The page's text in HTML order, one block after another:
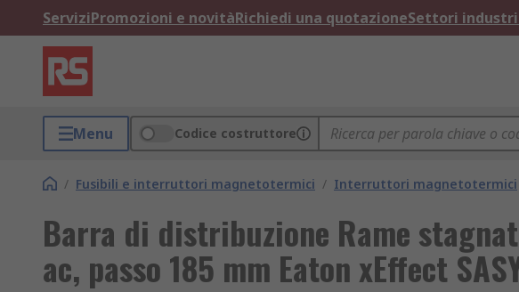
ServiziPromozioni e novitàRichiedi una quotazioneSettori
Menu Codice costruttore
/ Fusibili e interruttori magnetotermici / Interruttori magnetotermici
Barra di distribuzione Rame
ac, passo 185 mm Eaton xEffect